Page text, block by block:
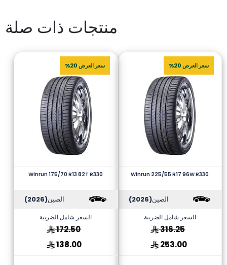
منتجات ذات صلة
سعر العرض 20%
Winrun 225/55 R17 96W R330
الصين(2026)
السعر شامل الضريبة
316.25
253.00
سعر العرض 20%
Winrun 175/70 R13 82T R330
الصين(2026)
السعر شامل الضريبة
172.50
138.00